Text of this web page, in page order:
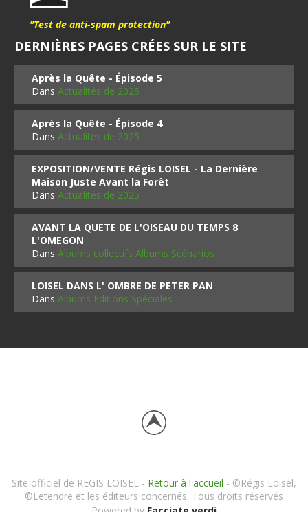
"Test de anti-spam protection"
DERNIÈRES PAGES CRÉES SUR LE SITE
Après la Quête - Épisode 5
DansActualités de 2025
Après la Quête - Épisode 4
DansActualités de 2025
EXPOSITION/VENTE Régis LOISEL - La Dernière
Maison Juste Avant la Forêt
DansActualités de 2025
AVANT LA QUETE DE L'OISEAU DU TEMPS 8
L'OMEGON
DansAlbums collectifs Albums Scénarios
LOISEL DANS L' OMBRE DE PETER PAN
DansAlbums Editions Spéciales
Site officiel de REGIS LOISEL - Retour à l'accueil - ©Régis Loisel,
©Letendre et les éditeurs concernés. Tous droits réservés